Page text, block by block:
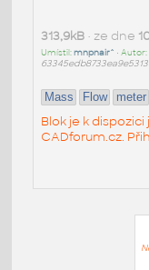
313,9kB• ze dne
Umístil:mnpnair^ • Autor:
Mass Flow meter
Blok je k
CADforum.cz.